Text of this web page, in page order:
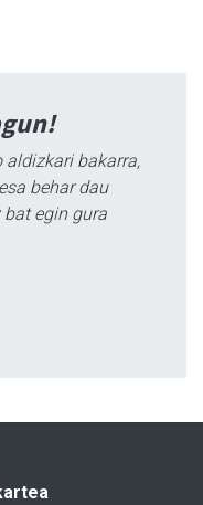
aldizkari bakarra,
behar dau
bat egin gura